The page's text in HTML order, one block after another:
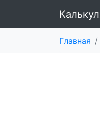
Главная /